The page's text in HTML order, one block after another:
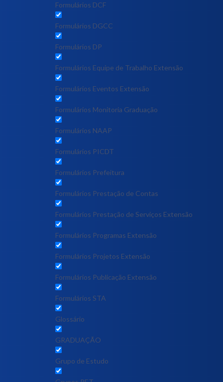
Formulários DCF
Formulários DGCC
Formulários DP
Formulários Equipe de Trabalho Extensão
Formulários Eventos Extensão
Formulários Monitoria Graduação
Formulários NAAP
Formulários PICDT
Formulários Prefeitura
Formulários Prestação de Contas
Formulários Prestação de Serviços Extensão
Formulários Programas Extensão
Formulários Projetos Extensão
Formulários Publicação Extensão
Formulários STA
Glossário
GRADUAÇÃO
Grupo de Estudo